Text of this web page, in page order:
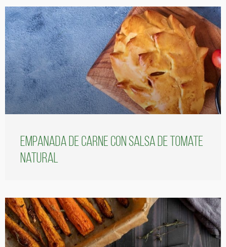
Empanada de carne con salsa de tomate
natural